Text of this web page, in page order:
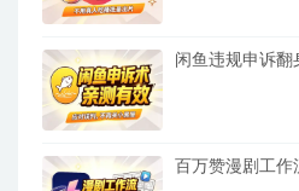
闲鱼违规申诉翻
百万赞漫剧工作